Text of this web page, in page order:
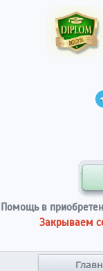
Помощь в
Закрываем